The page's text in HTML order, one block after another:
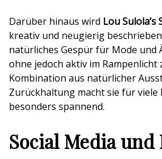
Darüber hinaus wird Lou Sulola’s
kreativ und neugierig
natürliches Gespür für Mode und
ohne jedoch aktiv im Rampenlicht
Kombination aus natürlicher
Zurückhaltung macht sie für viele
besonders spannend.
Social Media